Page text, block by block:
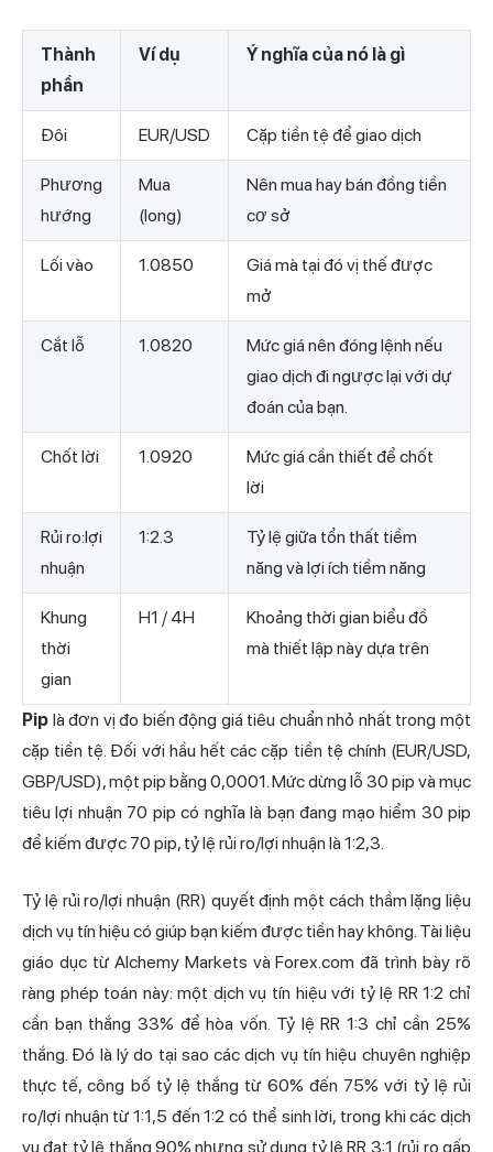
Thành
phần
Ví dụ Ý nghĩa của nó là gì
Đôi EUR/USD Cặp tiền tệ để giao dịch
Phương
hướng
Mua
(long)
Nên mua hay bán đồng tiền
cơ sở
Lối vào 1.0850
Giá mà tại đó vị thế được
mở
Cắt lỗ 1.0820
Mức giá nên đóng lệnh nếu
giao dịch đi ngược lại với dự
đoán của bạn.
Chốt lời 1.0920
Mức giá cần thiết để chốt
lời
Rủi ro:lợi
nhuận
1:2.3
Tỷ lệ giữa tổn thất tiềm
năng và lợi ích tiềm năng
Khung
thời
gian
H1 / 4H
Khoảng thời gian biểu đồ
mà thiết lập này dựa trên
Pip là đơn vị đo biến động giá tiêu chuẩn nhỏ nhất trong một
cặp tiền tệ. Đối với hầu hết các cặp tiền tệ chính (EUR/USD,
GBP/USD), một pip bằng 0,0001. Mức dừng lỗ 30 pip và mục
tiêu lợi nhuận 70 pip có nghĩa là bạn đang mạo hiểm 30 pip
để kiếm được 70 pip, tỷ lệ rủi ro/lợi nhuận là 1:2,3.
Tỷ lệ rủi ro/lợi nhuận (RR) quyết định một cách thầm lặng liệu
dịch vụ tín hiệu có giúp bạn kiếm được tiền hay không. Tài liệu
giáo dục từ Alchemy Markets và Forex.com đã trình bày rõ
ràng phép toán này: một dịch vụ tín hiệu với tỷ lệ RR 1:2 chỉ
cần bạn thắng 33% để hòa vốn. Tỷ lệ RR 1:3 chỉ cần 25%
thắng. Đó là lý do tại sao các dịch vụ tín hiệu chuyên nghiệp
thực tế, công bố tỷ lệ thắng từ 60% đến 75% với tỷ lệ rủi
ro/lợi nhuận từ 1:1,5 đến 1:2 có thể sinh lời, trong khi các dịch
vụ đạt tỷ lệ thắng 90% nhưng sử dụng tỷ lệ RR 3:1 (rủi ro gấp